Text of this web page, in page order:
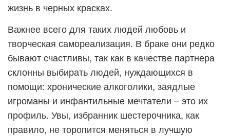
жизнь в черных красках.
Важнее всего для таких людей любовь и
творческая самореализация. В браке они редко
бывают счастливы, так как в качестве партнера
склонны выбирать людей, нуждающихся в
помощи: хронические алкоголики, заядлые
игроманы и инфантильные мечтатели – это их
профиль. Увы, избранник шестерочника, как
правило, не торопится меняться в лучшую